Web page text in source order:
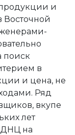
и
Восточной
поиск
в
и цена, не
Ряд
вкупе
лет
ДНЦ на